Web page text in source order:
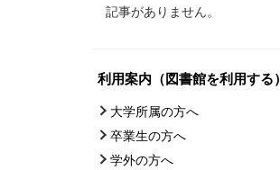
記事がありません。
利用案内（図書館を利用する）
大学所属の方へ
卒業生の方へ
学外の方へ